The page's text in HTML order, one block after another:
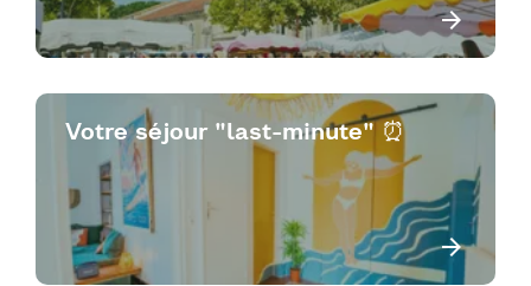
Votre séjour "last-minute" ⏰